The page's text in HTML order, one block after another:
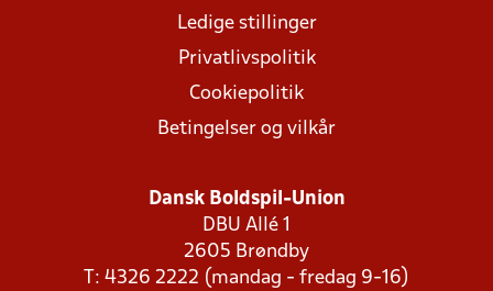
Ledige stillinger
Privatlivspolitik
Cookiepolitik
Betingelser og vilkår
Dansk Boldspil-Union
DBU Allé 1
2605 Brøndby
T: 4326 2222 (mandag - fredag 9-16)